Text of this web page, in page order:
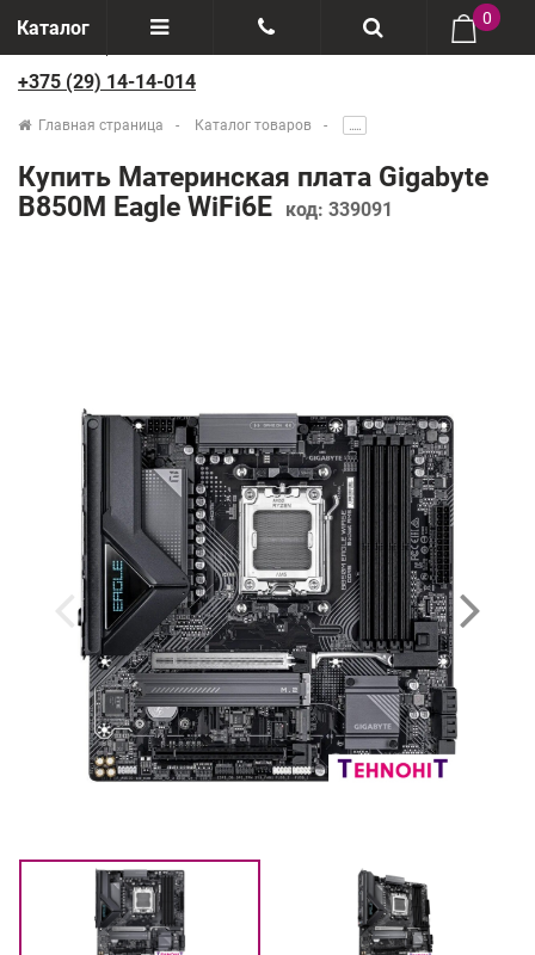
Каталог
Отзывы
Производители
+375(29) 888-44-44
0
+375 (29) 14-14-014
Главная страница Каталог товаров .....
Купить Материнская плата Gigabyte
B850M Eagle WiFi6E
код: 339091